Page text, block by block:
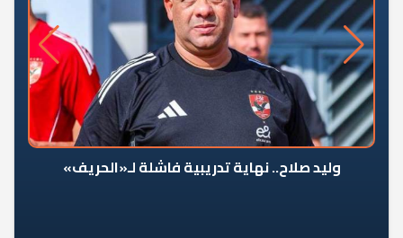
وليد صلاح.. نهاية تدريبية فاشلة لـ«الحريف»